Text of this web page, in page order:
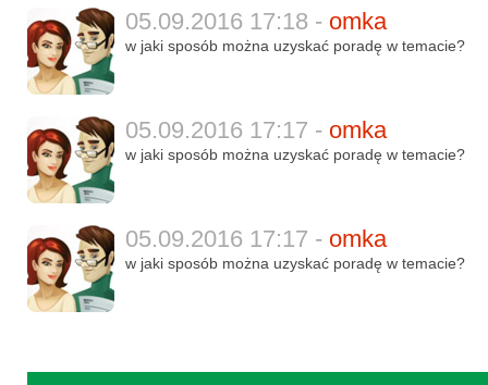
05.09.2016 17:18 - omka
w jaki sposób można uzyskać poradę w temacie?
05.09.2016 17:17 - omka
w jaki sposób można uzyskać poradę w temacie?
05.09.2016 17:17 - omka
w jaki sposób można uzyskać poradę w temacie?